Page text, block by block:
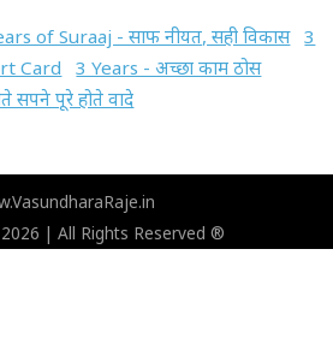
of Suraaj - साफ नीयत, सही विकास 3
Card
3 Years - अच्छा काम ठोस
सपने पूरे होते वादे
| All Rights Reserved ®